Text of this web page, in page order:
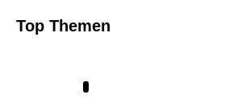
Top Themen